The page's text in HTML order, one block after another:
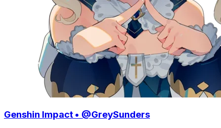
Genshin Impact • @GreySunders